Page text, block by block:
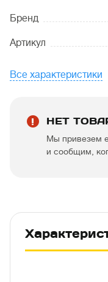
Бренд
Артикул
Все характеристики
НЕТ
Мы привезем
и сообщим,